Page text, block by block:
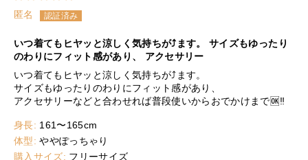
匿名
いつ着てもヒヤッと涼しく気持ちが⤴️ます。 サイズもゆったり
のわりにフィット感があり、 アクセサリー
いつ着てもヒヤッと涼しく気持ちが⤴️ます。
サイズもゆったりのわりにフィット感があり、
アクセサリーなどと合わせれば普段使いからおでかけまで🆗‼️
身長: 161〜165cm
体型: ややぽっちゃり
購入サイズ: フリーサイズ